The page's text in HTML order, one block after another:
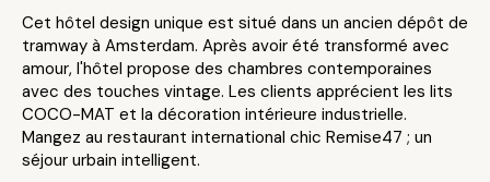
Cet hôtel design unique est situé dans un ancien dépôt de
tramway à Amsterdam. Après avoir été transformé avec
amour, l'hôtel propose des chambres contemporaines
avec des touches vintage. Les clients apprécient les lits
COCO-MAT et la décoration intérieure industrielle.
Mangez au restaurant international chic Remise47 ; un
séjour urbain intelligent.